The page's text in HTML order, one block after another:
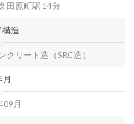
田原町駅 14分
構造
クリート造（SRC造）
月
09月